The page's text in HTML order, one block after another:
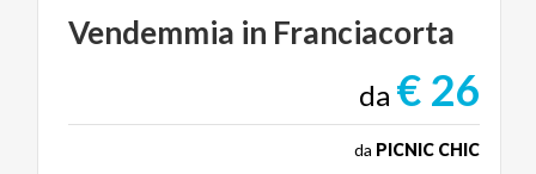
Vendemmia in Franciacorta
da € 26
da PICNIC CHIC